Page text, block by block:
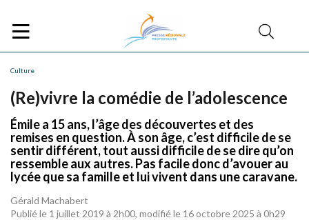
Culture
(Re)vivre la comédie de l’adolescence
Émile a 15 ans, l’âge des découvertes et des
remises en question. À son âge, c’est difficile de se
sentir différent, tout aussi difficile de se dire qu’on
ressemble aux autres. Pas facile donc d’avouer au
lycée que sa famille et lui vivent dans une caravane.
Gérald Machabert
Publié le 1 juillet 2019 à 2h00, modifié le 16 octobre 2025 à 0h29